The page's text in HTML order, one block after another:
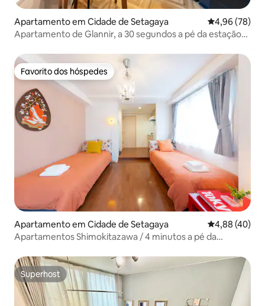
Apartamento em Cidade de Setagaya Classificação
4,96 (78)
Apartamento de Glannir, a 30 segundos a pé da estação
Favorito dos hóspedes
Favorito dos hóspedes
Apartamento em Cidade de Setagaya Classificação
4,88 (40)
Apartamentos Shimokitazawa / 4 minutos a pé da
Superhost
Superhost